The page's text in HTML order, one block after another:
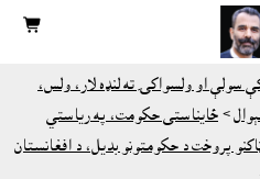

سولې او ولسواکۍ ته لنډه لار، ولس،
> ځايناستى حکومت، په رياستي
پروخت د حکومتونو بديل، د افغانستان